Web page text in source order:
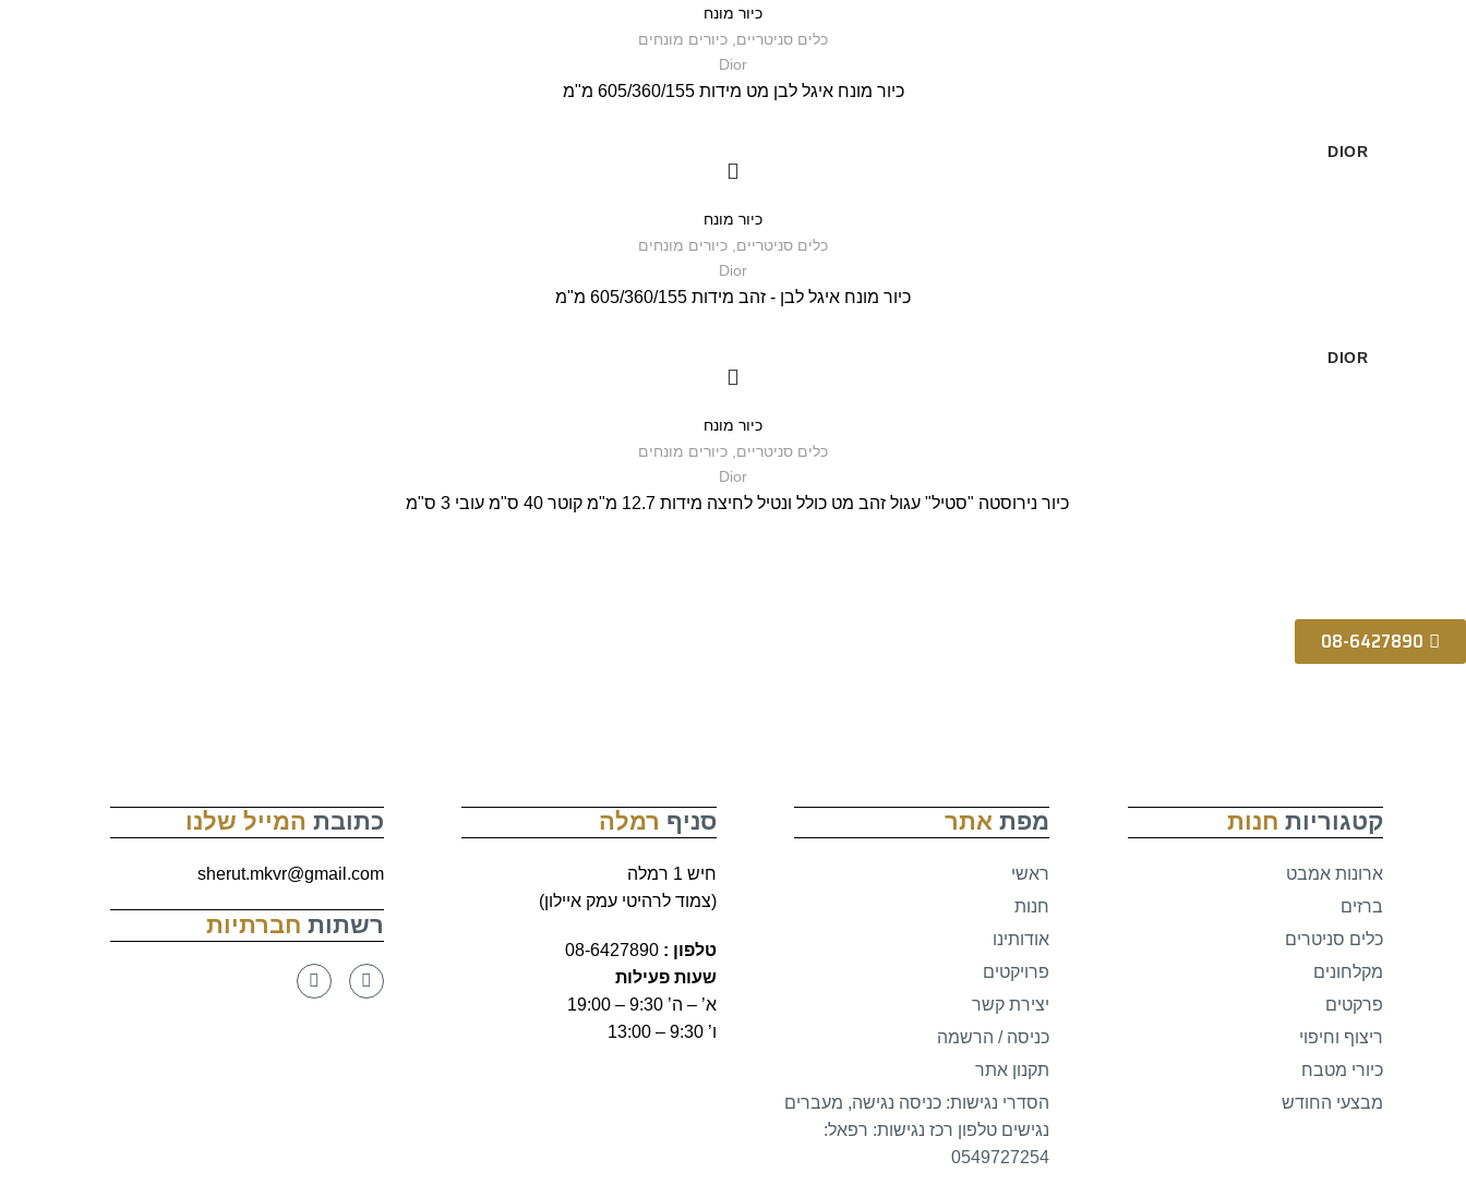
כיור מונח
כלים סניטריים כיורים מונחים
Dior
כיור מונח איגל לבן מט מידות 605/360/155 מ"מ
DIOR
כיור מונח
כלים סניטריים כיורים מונחים
Dior
כיור מונח איגל לבן - זהב מידות 605/360/155 מ"מ
DIOR
כיור מונח
כלים סניטריים כיורים מונחים
Dior
כיור נירוסטה "סטיל" עגול זהב מט כולל ונטיל לחיצה מידות 12.7 מ"מ קוטר 40 ס"מ עובי 3 ס"מ
08-6427890
קטגוריות חנות
ארונות אמבט
ברזים
כלים סניטרים
מקלחונים
פרקטים
ריצוף וחיפוי
כיורי מטבח
מבצעי החודש
מפת אתר
ראשי
חנות
אודותינו
פרויקטים
יצירת קשר
כניסה / הרשמה
תקנון אתר
הסדרי נגישות: כניסה נגישה, מעברים
נגישים טלפון רכז נגישות: רפאל:
0549727254
סניף רמלה
חיש 1 רמלה
(צמוד לרהיטי עמק איילון)
טלפון : 08-6427890
שעות פעילות
א’ – ה’ 9:30 – 19:00
ו’ 9:30 – 13:00
כתובת המייל שלנו
sherut.mkvr@gmail.com
רשתות חברתיות